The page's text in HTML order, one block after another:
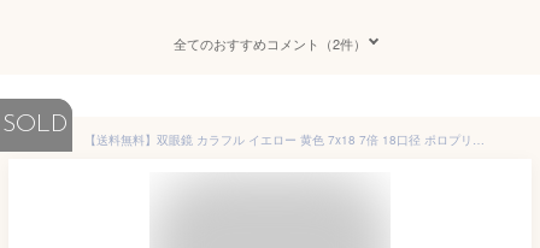
全てのおすすめコメント（2件）
SOLD
【送料無料】双眼鏡 カラフル イエロー 黄色 7x18 7倍 18口径 ポロプリズム式 コンパクト 運動会 登山 サバゲー 軽量 コンサート トレッキングポール 観戦 舞台 子供用 天体望遠鏡 ハイキング オペラグラス かわいい ※北海道・九州・沖縄・離島は別途送料（2200円/税込）